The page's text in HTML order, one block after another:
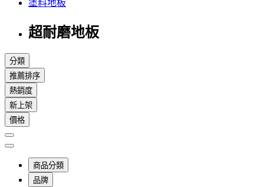
塗料地板
超耐磨地板
分類
推薦排序
熱銷度
新上架
價格
商品分類
品牌